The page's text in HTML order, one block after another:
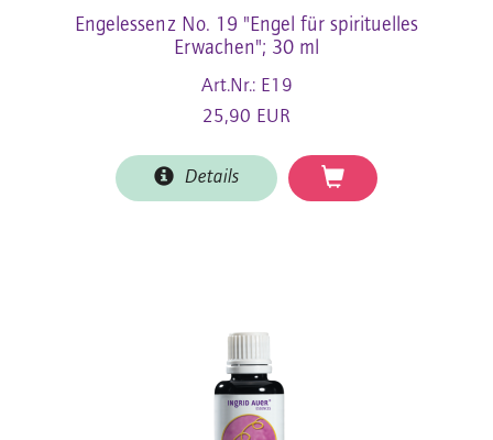
Engelessenz No. 19 "Engel für spirituelles
Erwachen"; 30 ml
Art.Nr.: E19
25,90 EUR
Details